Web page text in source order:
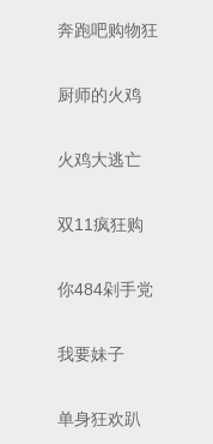
奔跑吧购物狂
厨师的火鸡
火鸡大逃亡
双11疯狂购
你484剁手党
我要妹子
单身狂欢趴